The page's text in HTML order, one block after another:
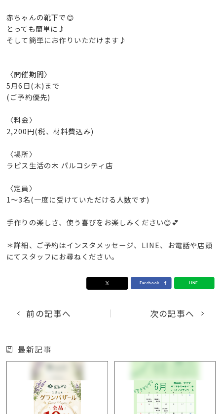
赤ちゃんの靴下で😊
とっても簡単に♪
そして簡単にお作りいただけます♪
〈開催期間〉
5月6日(木)まで
(ご予約優先)
〈料金〉
2,200円(税、材料費込み)
〈場所〉
ラピス生活の木 パルコシティ店
〈定員〉
1〜3名(一度に受けていただける人数です)
手作りの楽しさ、使う喜びをお楽しみください😊💕
＊詳細、ご予約はインスタメッセージ、LINE、お電話や店頭
にてスタッフにお尋ねください。
前の記事へ 次の記事へ
最新記事